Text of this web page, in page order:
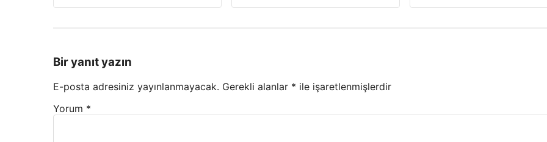
Bir yanıt yazın
E-posta adresiniz yayınlanmayacak. Gerekli alanlar * ile işaretlenmişlerdir
Yorum *